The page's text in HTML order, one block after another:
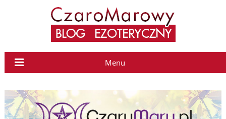
Menu